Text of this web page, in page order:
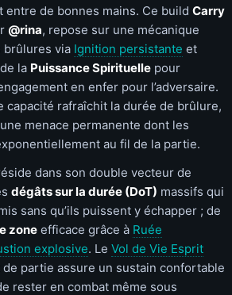
entre de bonnes mains. Ce build Carry
@rina, repose sur une mécanique
brûlures via Ignition persistante et
la Puissance Spirituelle pour
en enfer pour l’adversaire.
capacité rafraîchit la durée de brûlure,
une menace permanente dont les
au fil de la partie.
dans son double vecteur de
dégâts sur la durée (DoT) massifs qui
sans qu’ils puissent y échapper ; de
zone efficace grâce à Ruée
explosive. Le Vol de Vie Esprit
partie assure un sustain confortable
rester en combat même sous